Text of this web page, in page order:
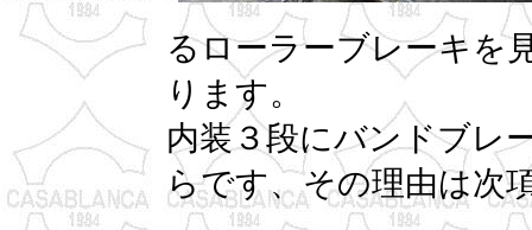
るローラーブレーキを
ります。
内装３段にバンドブレ
らです、その理由は次